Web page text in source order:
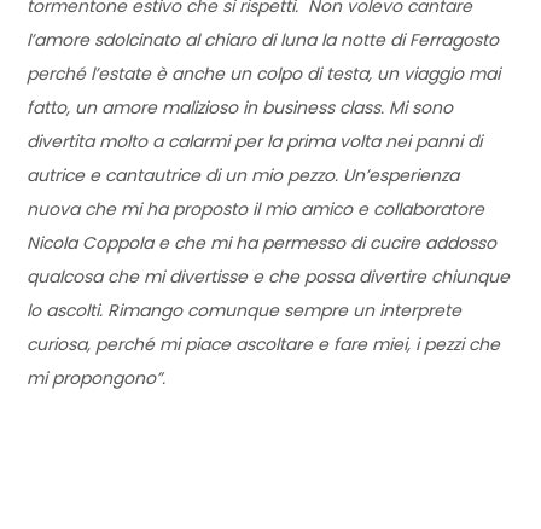
tormentone estivo che si rispetti. Non volevo cantare
l’amore sdolcinato al chiaro di luna la notte di Ferragosto
perché l’estate è anche un colpo di testa, un viaggio mai
fatto, un amore malizioso in business class. Mi sono
divertita molto a calarmi per la prima volta nei panni di
autrice e cantautrice di un mio pezzo. Un’esperienza
nuova che mi ha proposto il mio amico e collaboratore
Nicola Coppola e che mi ha permesso di cucire addosso
qualcosa che mi divertisse e che possa divertire chiunque
lo ascolti. Rimango comunque sempre un interprete
curiosa, perché mi piace ascoltare e fare miei, i pezzi che
mi propongono”.